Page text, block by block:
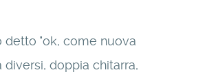
detto "ok, come nuova
doppia chitarra,